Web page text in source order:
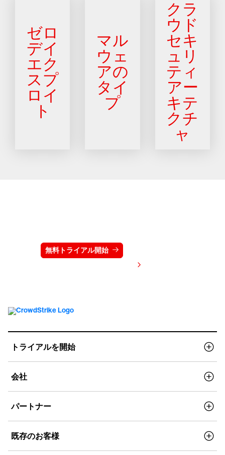
ゼロ
デイ
エク
スプ
ロイ
ト
マル
ウェ
アの
タイ
プ
クラ
ウド
セキ
ュリ
ティ
アー
キテ
クチ
ャ
無料トライアル開始
トライアルを開始
会社
パートナー
既存のお客様